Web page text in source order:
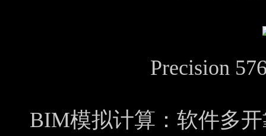
Precision
BIM模拟计算 ： 软件多